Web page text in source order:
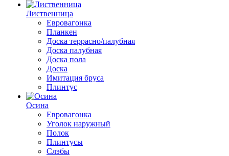
Лиственница
Евровагонка
Планкен
Доска террасно/палубная
Доска палубная
Доска пола
Доска
Имитация бруса
Плинтус
Осина
Евровагонка
Уголок наружный
Полок
Плинтусы
Слэбы